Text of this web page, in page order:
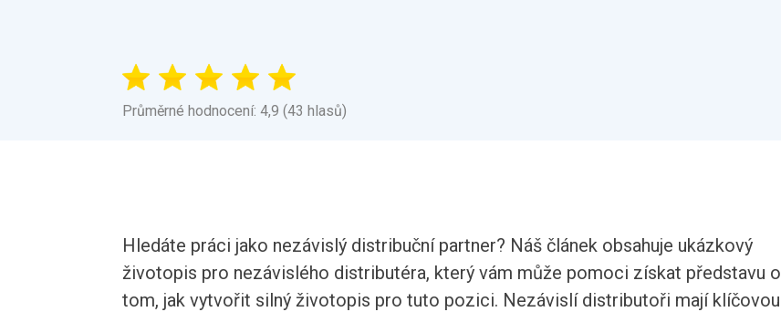
Průměrné hodnocení: 4,9 (43 hlasů)
Hledáte práci jako nezávislý distribuční partner? Náš článek obsahuje ukázkový
životopis pro nezávislého distributéra, který vám může pomoci získat představu o
tom, jak vytvořit silný životopis pro tuto pozici. Nezávislí distributoři mají klíčovou